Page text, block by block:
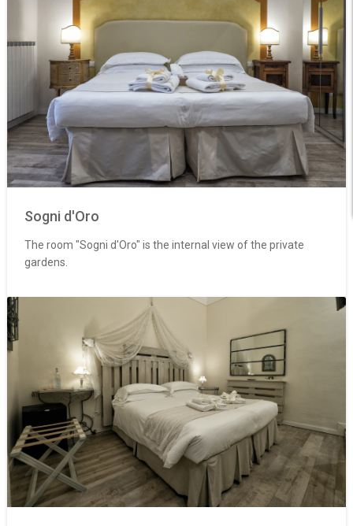
Sogni d'Oro
The room "Sogni d'Oro" is the internal view of the private
gardens.